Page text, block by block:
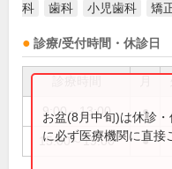
科
歯科 小児歯科 矯
診療/受付時間・休診日
9:00～13:00 ●
15:00～19:00 ●
お盆(8月中旬)は休診
に必ず医療機関に直接